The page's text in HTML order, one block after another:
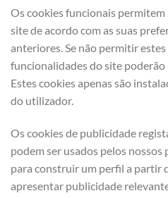
Os cookies funcionais
site de acordo com as suas
anteriores. Se não permitir
funcionalidades do site
Estes cookies apenas são
do utilizador.
Os cookies de publicidade
podem ser usados pelos
para construir um perfil a partir
apresentar publicidade